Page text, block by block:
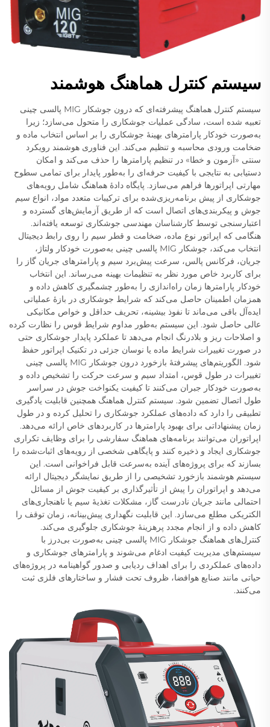
سیستم کنترل هماهنگ هوشمند
سیستم کنترل هماهنگ پیشرفته‌ای که درون جوشکار MIG پالسی چینی
تعبیه شده است، سادگی عملیات جوشکاری را متحول می‌سازد؛ زیرا
به‌صورت خودکار پارامترهای بهینهٔ جوشکاری را بر اساس انتخاب ماده و
ضخامت ورودی محاسبه و تنظیم می‌کند. این فناوری هوشمند رویکرد
سنتی «آزمون و خطا» در تنظیم پارامترها را حذف می‌کند و امکان
دستیابی به نتایجی با کیفیت حرفه‌ای را به‌طور پایدار برای تمامی سطوح
مهارتی اپراتورها فراهم می‌سازد. پایگاه دادهٔ هماهنگ شامل رویه‌های
جوشکاری از پیش برنامه‌ریزی‌شده برای ترکیبات متعدد مواد، انواع سیم
جوش و پیکربندی‌های اتصال است که از طریق آزمایش‌های گسترده و
اعتبارسنجی توسط کارشناسان مهندسی جوشکاری توسعه یافته‌اند.
هنگامی که اپراتور نوع ماده، ضخامت و قطر سیم را روی رابط دیجیتال
انتخاب می‌کند، جوشکار MIG پالسی چینی به‌صورت خودکار ولتاژ،
جریان، فرکانس پالس، سرعت پیش‌برد سیم و پارامترهای جریان گاز را
برای کاربرد خاص مورد نظر به تنظیمات بهینه می‌رساند. این انتخاب
خودکار پارامترها زمان راه‌اندازی را به‌طور چشمگیری کاهش داده و
همزمان اطمینان حاصل می‌کند که شرایط جوشکاری در بازهٔ عملیاتی
ایده‌آل باقی می‌ماند تا نفوذ بیشینه، تحریف حداقل و خواص مکانیکی
عالی حاصل شود. این سیستم به‌طور مداوم شرایط قوس را نظارت کرده
و اصلاحات ریز و بلادرنگ انجام می‌دهد تا عملکرد پایدار جوشکاری حتی
در صورت تغییرات شرایط ماده یا نوسان جزئی در تکنیک اپراتور حفظ
شود. الگوریتم‌های پیشرفتهٔ بازخورد درون جوشکار MIG پالسی چینی
تغییرات در طول قوس، امتداد سیم و سرعت حرکت را تشخیص داده و
به‌صورت خودکار جبران می‌کنند تا کیفیت یکنواخت جوش در سراسر
طول اتصال تضمین شود. سیستم کنترل هماهنگ همچنین قابلیت یادگیری
تطبیقی را دارد که داده‌های عملکرد جوشکاری را تحلیل کرده و در طول
زمان پیشنهاداتی برای بهبود پارامترها در کاربردهای خاص ارائه می‌دهد.
اپراتوران می‌توانند برنامه‌های هماهنگ سفارشی را برای وظایف تکراری
جوشکاری ایجاد و ذخیره کنند و پایگاهی شخصی از رویه‌های اثبات‌شده را
بسازند که برای پروژه‌های آینده به‌سرعت قابل فراخوانی است. این
سیستم هوشمند بازخورد تشخیصی را از طریق نمایشگر دیجیتال ارائه
می‌دهد و اپراتوران را پیش از تأثیرگذاری بر کیفیت جوش از مسائل
احتمالی مانند جریان نادرست گاز، مشکلات تغذیهٔ سیم یا ناهنجاری‌های
الکتریکی مطلع می‌سازد. این قابلیت نگهداری پیش‌بینانه، زمان توقف را
کاهش داده و از انجام مجدد پرهزینهٔ جوشکاری جلوگیری می‌کند.
کنترل‌های هماهنگ جوشکار MIG پالسی چینی به‌صورت بی‌درز با
سیستم‌های مدیریت کیفیت ادغام می‌شوند و پارامترهای جوشکاری و
داده‌های عملکردی را برای اهداف ردیابی و صدور گواهینامه در پروژه‌های
حیاتی مانند صنایع هوافضا، ظروف تحت فشار و ساختارهای فلزی ثبت
می‌کنند.